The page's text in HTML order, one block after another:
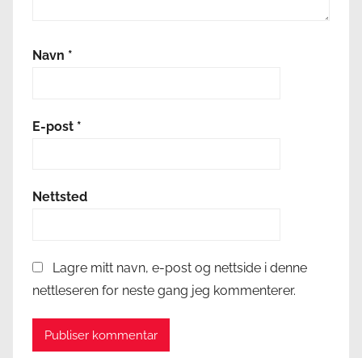
Navn *
E-post *
Nettsted
Lagre mitt navn, e-post og nettside i denne
nettleseren for neste gang jeg kommenterer.